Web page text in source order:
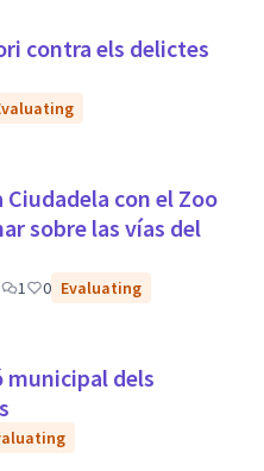
contra els delictes
con el Zoo
sobre las vías del
1 0 Evaluating
municipal dels